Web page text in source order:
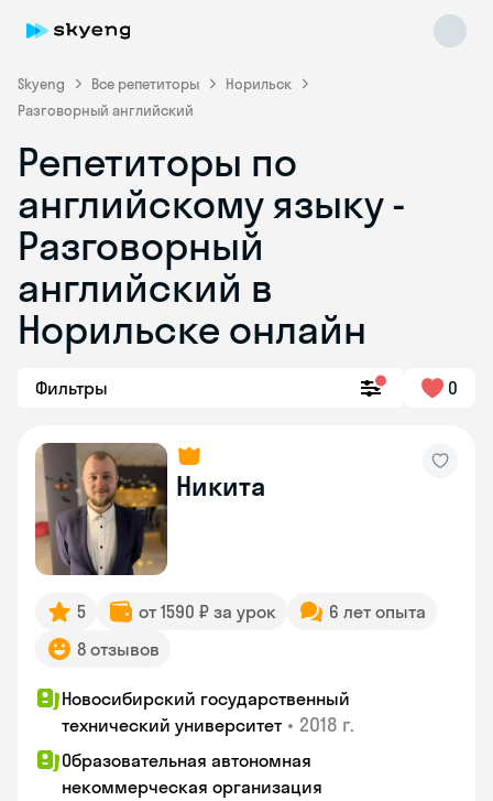
Skyeng Все репетиторы
Норильск
Разговорный английский
Репетиторы по
английскому языку -
Разговорный
английский в
Норильске онлайн
Фильтры 0
Никита
5 от 1590 ₽ за урок
6 лет опыта
8 отзывов
Новосибирский государственный
технический университет • 2018 г.
Образовательная автономная
некоммерческая организация
Skyeng Chat